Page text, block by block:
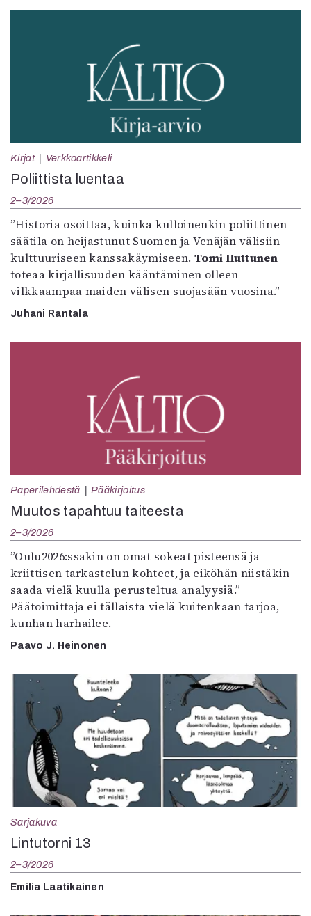
Kirjat Verkkoartikkeli
Poliittista luentaa
2–3/2026
”Historia osoittaa, kuinka kulloinenkin poliittinen
säätila on heijastunut Suomen ja Venäjän välisiin
kulttuuriseen kanssakäymiseen. Tomi Huttunen
toteaa kirjallisuuden kääntäminen olleen
vilkkaampaa maiden välisen suojasään vuosina.”
Juhani Rantala
Paperilehdestä Pääkirjoitus
Muutos tapahtuu taiteesta
2–3/2026
”Oulu2026:ssakin on omat sokeat pisteensä ja
kriittisen tarkastelun kohteet, ja eiköhän niistäkin
saada vielä kuulla perusteltua analyysiä.”
Päätoimittaja ei tällaista vielä kuitenkaan tarjoa,
kunhan harhailee.
Paavo J. Heinonen
Sarjakuva
Lintutorni 13
2–3/2026
Emilia Laatikainen